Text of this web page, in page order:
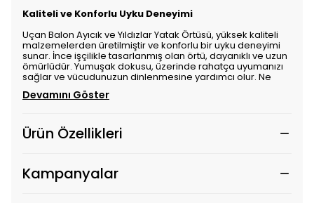
Kaliteli ve Konforlu Uyku Deneyimi
Uçan Balon Ayıcık ve Yıldızlar Yatak Örtüsü, yüksek kaliteli
malzemelerden üretilmiştir ve konforlu bir uyku deneyimi
sunar. İnce işçilikle tasarlanmış olan örtü, dayanıklı ve uzun
ömürlüdür. Yumuşak dokusu, üzerinde rahatça uyumanızı
sağlar ve vücudunuzun dinlenmesine yardımcı olur. Ne
Devamını Göster
Ürün Özellikleri
Kampanyalar